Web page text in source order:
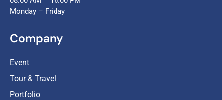
Monday – Friday
Company
Event
Tour & Travel
Portfolio